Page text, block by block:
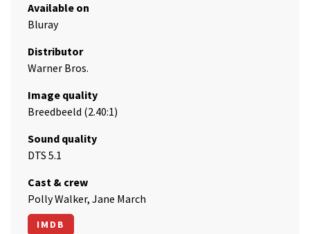
Available on
Bluray
Distributor
Warner Bros.
Image quality
Breedbeeld (2.40:1)
Sound quality
DTS 5.1
Cast & crew
Polly Walker, Jane March
IMDB